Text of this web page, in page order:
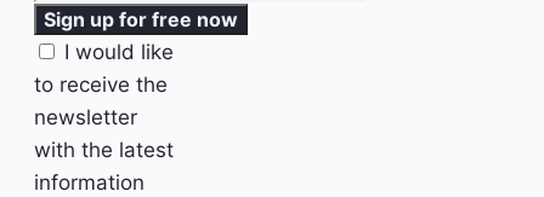
I would like
to receive the
newsletter
with the latest
information